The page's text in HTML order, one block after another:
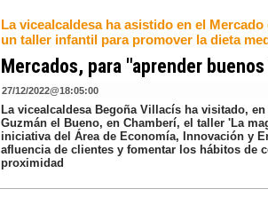
La vicealcaldesa ha asistido en el
un taller infantil para promover la dieta
Mercados, para "aprender
27/12/2022@18:05:00
La vicealcaldesa Begoña Villacís ha visitado,
Guzmán el Bueno, en Chamberí, el taller 'La
iniciativa del Área de Economía, Innovación y
afluencia de clientes y fomentar los hábitos de
proximidad